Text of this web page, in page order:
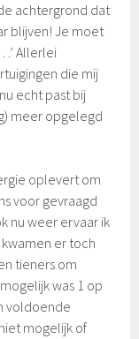
achtergrond dat
blijven! Je moet
Allerlei
die mij
echt past bij
meer opgelegd
oplevert om
voor gevraagd
nu weer ervaar ik
er toch
tieners om
was 1 op
voldoende
mogelijk of